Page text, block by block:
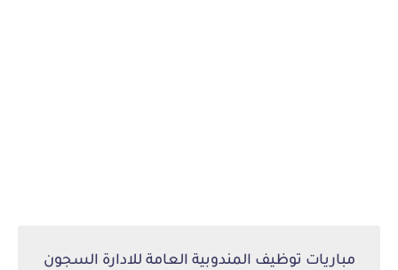
مباريات توظيف المندوبية العامة للادارة السجون